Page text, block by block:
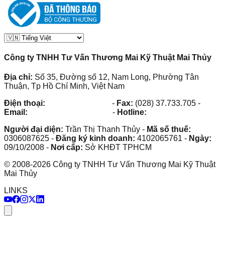
Công ty TNHH Tư Vấn Thương Mai Kỹ Thuật Mai Thủy
Địa chỉ: Số 35, Đường số 12, Nam Long, Phường Tân
Thuận, Tp Hồ Chí Minh, Việt Nam
Điện thoại:
- Fax: (028) 37.733.705 -
Email:
- Hotline:
Người đại diện: Trần Thị Thanh Thủy - Mã số thuế:
0306087625 - Đăng ký kinh doanh: 4102065761 - Ngày:
09/10/2008 - Nơi cấp: Sở KHĐT TPHCM
© 2008-2026 Công ty TNHH Tư Vấn Thương Mai Kỹ Thuật
Mai Thủy
LINKS